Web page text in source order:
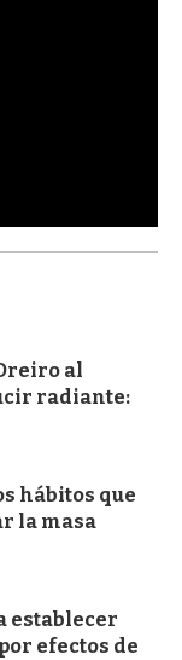
al
radiante:
hábitos que
la masa
establecer
efectos de